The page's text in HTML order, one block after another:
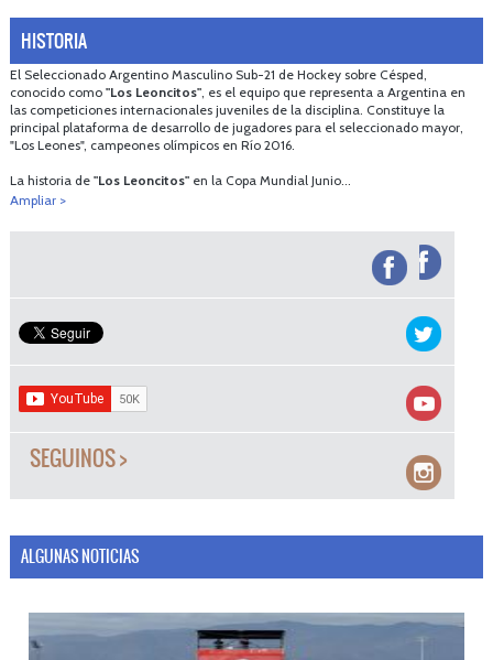
HISTORIA
El Seleccionado Argentino Masculino Sub-21 de Hockey sobre Césped,
conocido como "Los Leoncitos", es el equipo que representa a Argentina en
las competiciones internacionales juveniles de la disciplina. Constituye la
principal plataforma de desarrollo de jugadores para el seleccionado mayor,
"Los Leones", campeones olímpicos en Río 2016.
La historia de "Los Leoncitos"en la Copa Mundial Junio...
Ampliar >
SEGUINOS >
ALGUNAS NOTICIAS